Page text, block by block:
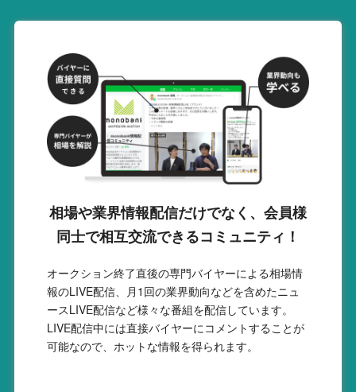
相場や業界情報配信だけでなく、会員様
同士で相互交流できるコミュニティ！
オークション終了直後の専門バイヤーによる相場情
報のLIVE配信、月1回の業界動向などを含めたニュ
ースLIVE配信など様々な番組を配信しています。
LIVE配信中には直接バイヤーにコメントすることが
可能なので、ホットな情報を得られます。